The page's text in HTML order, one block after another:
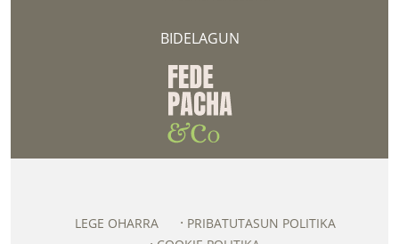
BIDELAGUN
LEGE OHARRA
PRIBATUTASUN POLITIKA